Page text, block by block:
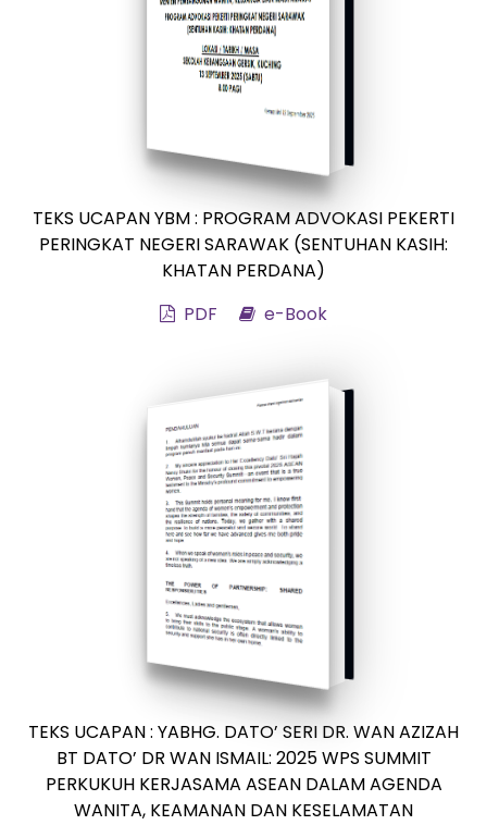
TEKS UCAPAN YBM : PROGRAM ADVOKASI PEKERTI
PERINGKAT NEGERI SARAWAK (SENTUHAN KASIH:
KHATAN PERDANA)
PDF
e-Book
TEKS UCAPAN : YABHG. DATO’ SERI DR. WAN AZIZAH
BT DATO’ DR WAN ISMAIL: 2025 WPS SUMMIT
PERKUKUH KERJASAMA ASEAN DALAM AGENDA
WANITA, KEAMANAN DAN KESELAMATAN